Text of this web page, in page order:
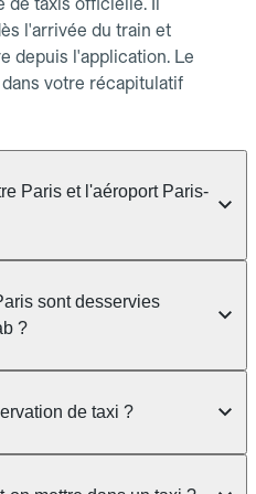
l'arrivée du train et
depuis l'application. Le
votre récapitulatif
Paris et l'aéroport Paris-
à partir de
45–75 minutes. Le
Possibilité de réserver
en charge.
sont desservies
?
: Paris, Boulogne-
Montreuil, Levallois-
22h et 6h, il est
de taxi ?